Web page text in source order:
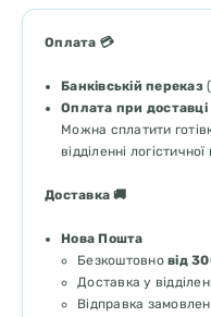
Оплата 💳
Банківській переказ
Оплата при доставці
Можна сплатити
відділенні
Доставка 🚚
Нова Пошта
Безкоштовно від
Доставка у
Відправка